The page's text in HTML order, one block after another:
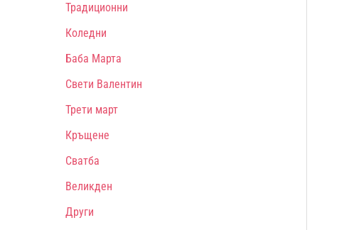
Традиционни
Коледни
Баба Марта
Свети Валентин
Трети март
Кръщене
Сватба
Великден
Други